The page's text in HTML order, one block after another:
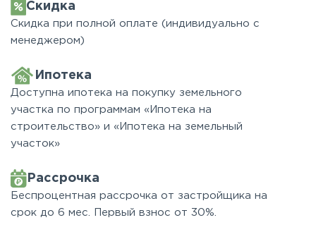
Скидка
Скидка при полной оплате (индивидуально с
менеджером)
Ипотека
Доступна ипотека на покупку земельного
участка по программам «Ипотека на
строительство» и «Ипотека на земельный
участок»
Рассрочка
Беспроцентная рассрочка от застройщика на
срок до 6 мес. Первый взнос от 30%.